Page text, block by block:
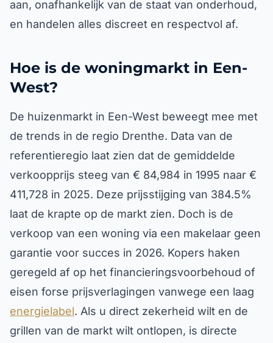
aan, onafhankelijk van de staat van onderhoud,
en handelen alles discreet en respectvol af.
Hoe is de woningmarkt in Een-
West?
De huizenmarkt in Een-West beweegt mee met
de trends in de regio Drenthe. Data van de
referentieregio laat zien dat de gemiddelde
verkoopprijs steeg van € 84,984 in 1995 naar €
411,728 in 2025. Deze prijsstijging van 384.5%
laat de krapte op de markt zien. Doch is de
verkoop van een woning via een makelaar geen
garantie voor succes in 2026. Kopers haken
geregeld af op het financieringsvoorbehoud of
eisen forse prijsverlagingen vanwege een laag
energielabel. Als u direct zekerheid wilt en de
grillen van de markt wilt ontlopen, is directe